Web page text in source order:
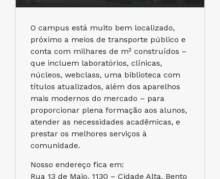
O campus está muito bem localizado,
próximo a meios de transporte público e
conta com milhares de m² construídos –
que incluem laboratórios, clínicas,
núcleos, webclass, uma biblioteca com
títulos atualizados, além dos aparelhos
mais modernos do mercado – para
proporcionar plena formação aos alunos,
atender as necessidades acadêmicas, e
prestar os melhores serviços à
comunidade.
Nosso endereço fica em:
Rua 13 de Maio, 1130 – Cidade Alta, Bento